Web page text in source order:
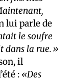
lui parle de
le soufre
dans la rue.»
il
: «Des